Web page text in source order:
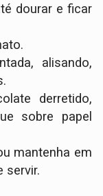
dourar e ficar
alisando,
derretido,
sobre papel
mantenha em
servir.